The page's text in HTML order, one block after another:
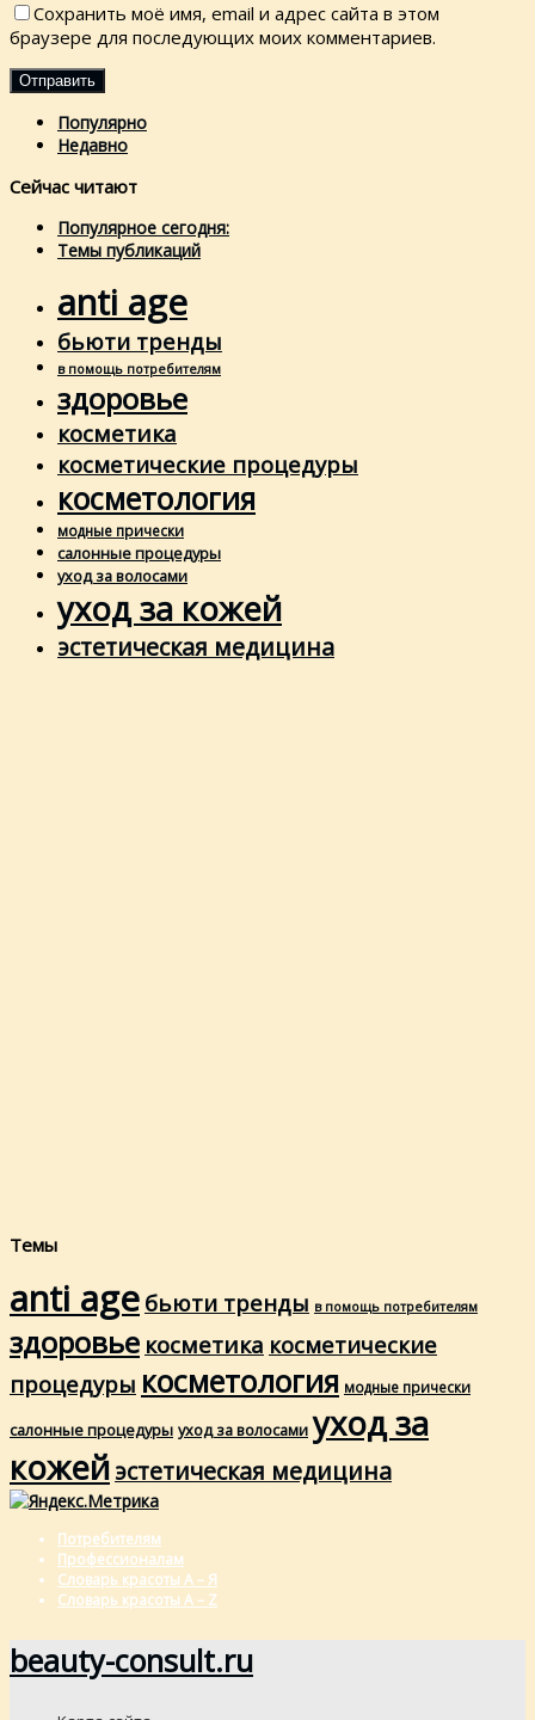
Сохранить моё имя, email и адрес сайта в этом
браузере для последующих моих комментариев.
Популярно
Недавно
Сейчас читают
Популярное сегодня:
Темы публикаций
anti age
бьюти тренды
в помощь потребителям
здоровье
косметика
косметические процедуры
косметология
модные прически
салонные процедуры
уход за волосами
уход за кожей
эстетическая медицина
Темы
anti age бьюти тренды в помощь потребителям
здоровье косметика косметические
процедуры косметология модные прически
салонные процедуры уход за волосами уход за
кожейэстетическая медицина
Потребителям
Профессионалам
Словарь красоты А – Я
Словарь красоты A – Z
beauty-consult.ru